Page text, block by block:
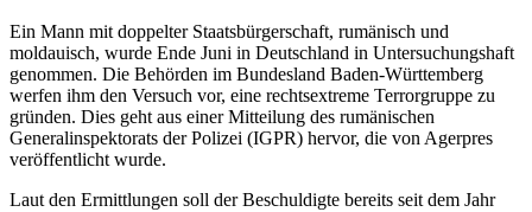
Ein Mann mit doppelter Staatsbürgerschaft, rumänisch und
moldauisch, wurde Ende Juni in Deutschland in Untersuchungshaft
genommen. Die Behörden im Bundesland Baden-Württemberg
werfen ihm den Versuch vor, eine rechtsextreme Terrorgruppe zu
gründen. Dies geht aus einer Mitteilung des rumänischen
Generalinspektorats der Polizei (IGPR) hervor, die von Agerpres
veröffentlicht wurde.
Laut den Ermittlungen soll der Beschuldigte bereits seit dem Jahr